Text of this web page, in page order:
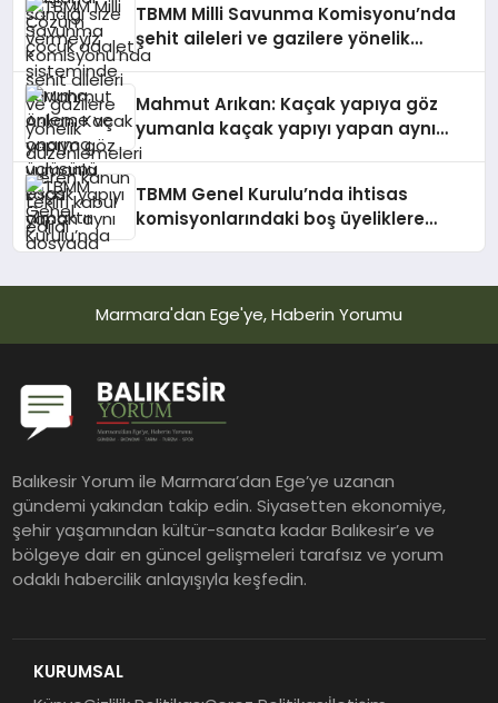
TBMM Milli Savunma Komisyonu’nda
şehit aileleri ve gazilere yönelik
düzenlemeleri içeren kanun teklifi
Mahmut Arıkan: Kaçak yapıya göz
yumanla kaçak yapıyı yapan aynı
dosyada yargılandığında şehirlerimiz
TBMM Genel Kurulu’nda ihtisas
komisyonlarındaki boş üyeliklere
Marmara'dan Ege'ye, Haberin Yorumu
Balıkesir Yorum ile Marmara’dan Ege’ye uzanan
gündemi yakından takip edin. Siyasetten ekonomiye,
şehir yaşamından kültür-sanata kadar Balıkesir’e ve
bölgeye dair en güncel gelişmeleri tarafsız ve yorum
odaklı habercilik anlayışıyla keşfedin.
KURUMSAL